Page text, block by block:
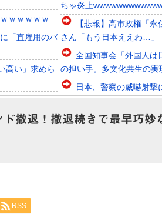
ｗｗｗｗｗ
「直雇用のバ
高い」求めら
ちゃ炎上
【悲報】高市政権「
さん「もう日本ええわ…」
全国知事会「外国人は
の担い手。多文化共生の実
日本、警察の威嚇射撃
【正論】有吉「『俺テ
撤退！撤退続きで最早巧妙
RSS